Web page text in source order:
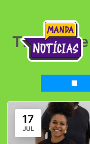
Tipo de
17
JUL